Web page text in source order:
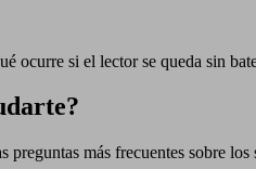
ocurre si el lector se queda sin
preguntas más frecuentes sobre